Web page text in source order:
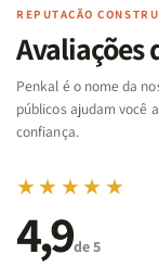
Famílias
Bíblia
-
Penkal
-
REPUTAÇÃO
Avaliações
Penkal é o nome da
públicos ajudam você
confiança.
★★★★★
4,9de 5